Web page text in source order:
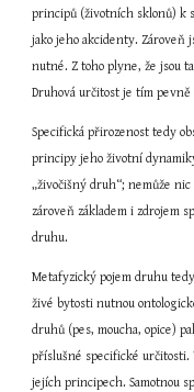
principů (životních sklonů) k
jako jeho akcidenty.
nutné. Z toho plyne, že jsou
Druhová určitost je tím
Specifická přirozenost tedy
principy jeho životní
„živočišný druh“; nemůže
zároveň základem i zdrojem
druhu.
Metafyzický pojem druhu
živé bytosti nutnou
druhů (pes, moucha, opice)
příslušné specifické
jejích principech. Samotnou